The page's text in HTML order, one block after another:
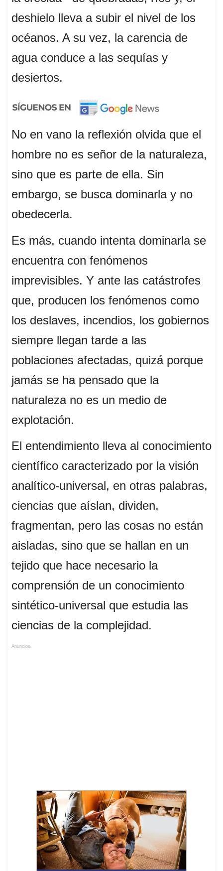
deshielo lleva a subir el nivel de los
océanos. A su vez, la carencia de
agua conduce a las sequías y
desiertos.
No en vano la reflexión olvida que el
hombre no es señor de la naturaleza,
sino que es parte de ella. Sin
embargo, se busca dominarla y no
obedecerla.
Es más, cuando intenta dominarla se
encuentra con fenómenos
imprevisibles. Y ante las catástrofes
que, producen los fenómenos como
los deslaves, incendios, los gobiernos
siempre llegan tarde a las
poblaciones afectadas, quizá porque
jamás se ha pensado que la
naturaleza no es un medio de
explotación.
El entendimiento lleva al conocimiento
científico caracterizado por la visión
analítico-universal, en otras palabras,
ciencias que aíslan, dividen,
fragmentan, pero las cosas no están
aisladas, sino que se hallan en un
tejido que hace necesario la
comprensión de un conocimiento
sintético-universal que estudia las
ciencias de la complejidad.
Anuncios.